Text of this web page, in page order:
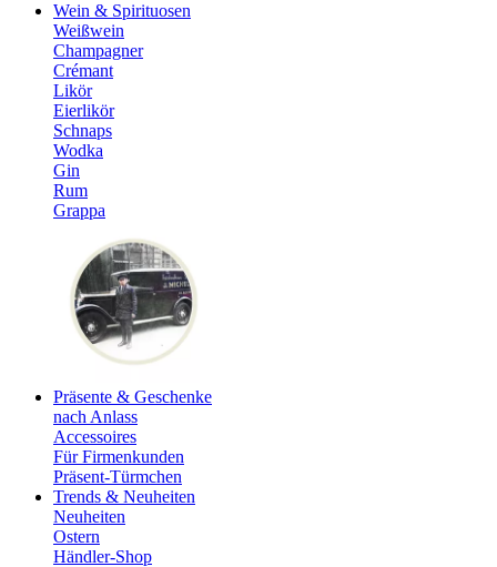
Wein & Spirituosen
Weißwein
Champagner
Crémant
Likör
Eierlikör
Schnaps
Wodka
Gin
Rum
Grappa
Präsente & Geschenke
nach Anlass
Accessoires
Für Firmenkunden
Präsent-Türmchen
Trends & Neuheiten
Neuheiten
Ostern
Händler-Shop